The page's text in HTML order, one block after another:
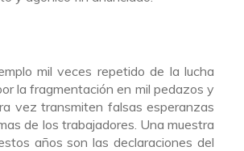
mil veces repetido de la lucha
la fragmentación en mil pedazos y
vez transmiten falsas esperanzas
de los trabajadores. Una muestra
años son las declaraciones del